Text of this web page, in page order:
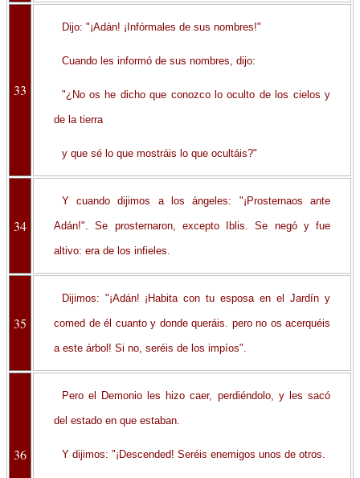
33
Dijo: "¡Adán! ¡Infórmales de sus nombres!"
Cuando les informó de sus nombres, dijo:
"¿No os he dicho que conozco lo oculto de los cielos y
de la tierra
y que sé lo que mostráis lo que ocultáis?"
34
Y cuando dijimos a los ángeles: "¡Prosternaos ante
Adán!". Se prosternaron, excepto Iblis. Se negó y fue
altivo: era de los infieles.
35
Dijimos: "¡Adán! ¡Habita con tu esposa en el Jardín y
comed de él cuanto y donde queráis. pero no os acerquéis
a este árbol! Si no, seréis de los impíos".
36
Pero el Demonio les hizo caer, perdiéndolo, y les sacó
del estado en que estaban.
Y dijimos: "¡Descended! Seréis enemigos unos de otros.